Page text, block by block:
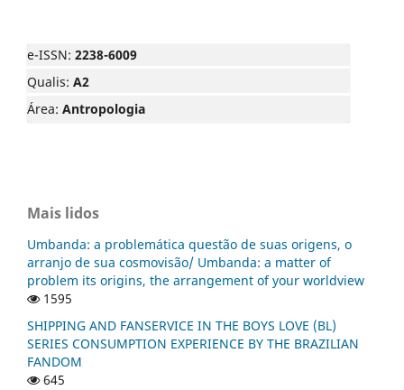
e-ISSN: 2238-6009
Qualis: A2
Área: Antropologia
Mais lidos
Umbanda: a problemática questão de suas origens, o
arranjo de sua cosmovisão/ Umbanda: a matter of
problem its origins, the arrangement of your worldview
1595
SHIPPING AND FANSERVICE IN THE BOYS LOVE (BL)
SERIES CONSUMPTION EXPERIENCE BY THE BRAZILIAN
FANDOM
645